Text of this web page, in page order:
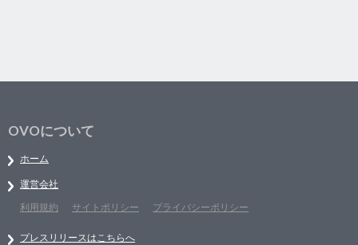
OVOについて
ホーム
運営会社
利用規約
サイトポリシー プライバシーポリシー
プレスリリースはこちらへ